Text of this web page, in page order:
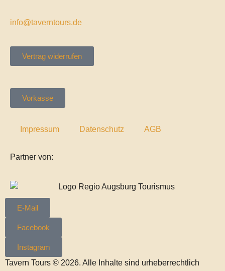
info@taverntours.de
Vertrag widerrufen
Vorkasse
Impressum Datenschutz AGB
Partner von:
E-Mail
Facebook
Instagram
Tavern Tours © 2026. Alle Inhalte sind urheberrechtlich